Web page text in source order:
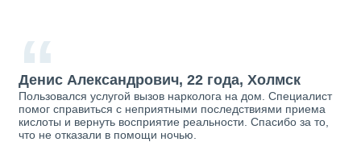
“
Денис Александрович, 22 года, Холмск
Пользовался услугой вызов нарколога на дом. Специалист
помог справиться с неприятными последствиями приема
кислоты и вернуть восприятие реальности. Спасибо за то,
что не отказали в помощи ночью.